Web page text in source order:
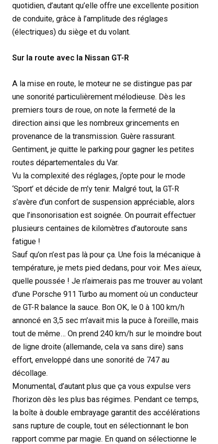
quotidien, d’autant qu’elle offre une excellente position
de conduite, grâce à l’amplitude des réglages
(électriques) du siège et du volant.
Sur la route avec la Nissan GT-R
A la mise en route, le moteur ne se distingue pas par
une sonorité particulièrement mélodieuse. Dès les
premiers tours de roue, on note la fermeté de la
direction ainsi que les nombreux grincements en
provenance de la transmission. Guère rassurant.
Gentiment, je quitte le parking pour gagner les petites
routes départementales du Var.
Vu la complexité des réglages, j’opte pour le mode
‘Sport’ et décide de m’y tenir. Malgré tout, la GT-R
s’avère d’un confort de suspension appréciable, alors
que l’insonorisation est soignée. On pourrait effectuer
plusieurs centaines de kilomètres d’autoroute sans
fatigue !
Sauf qu’on n’est pas là pour ça. Une fois la mécanique à
température, je mets pied dedans, pour voir. Mes aïeux,
quelle poussée ! Je n’aimerais pas me trouver au volant
d’une Porsche 911 Turbo au moment où un conducteur
de GT-R balance la sauce. Bon OK, le 0 à 100 km/h
annoncé en 3,5 sec m’avait mis la puce à l’oreille, mais
tout de même… On prend 240 km/h sur le moindre bout
de ligne droite (allemande, cela va sans dire) sans
effort, enveloppé dans une sonorité de 747 au
décollage.
Monumental, d’autant plus que ça vous expulse vers
l’horizon dès les plus bas régimes. Pendant ce temps,
la boîte à double embrayage garantit des accélérations
sans rupture de couple, tout en sélectionnant le bon
rapport comme par magie. En quand on sélectionne le